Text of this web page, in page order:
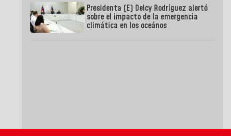
Presidenta (E) Delcy Rodríguez alertó
sobre el impacto de la emergencia
climática en los oceános